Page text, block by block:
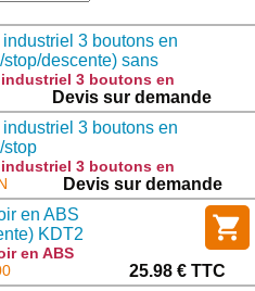
industriel 3 boutons en
stop/descente) sans
3 boutons en
descente) sans câble
Devis sur demande
industriel 3 boutons en
stop
sans câble
3 boutons en
URGENCE/descente)
Devis sur demande
en ABS
KDT2
en ABS
KDT2 : BAB20025.98 € TTC